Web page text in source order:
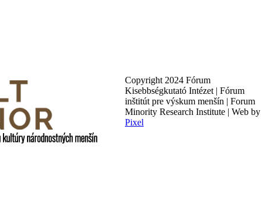
Copyright 2024 Fórum
Kisebbségkutató Intézet | Fórum
inštitút pre výskum menšín | Forum
Minority Research Institute | Web by
Pixel